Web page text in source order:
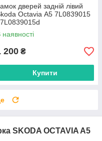
дверей задній лівий
Octavia А5 7L0839015
наявності
200 ₴
Купити
SKODA OCTAVIA A5